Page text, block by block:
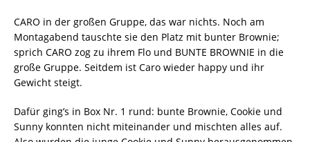
CARO in der großen Gruppe, das war nichts. Noch am
Montagabend tauschte sie den Platz mit bunter Brownie;
sprich CARO zog zu ihrem Flo und BUNTE BROWNIE in die
große Gruppe. Seitdem ist Caro wieder happy und ihr
Gewicht steigt.
Dafür ging’s in Box Nr. 1 rund: bunte Brownie, Cookie und
Sunny konnten nicht miteinander und mischten alles auf.